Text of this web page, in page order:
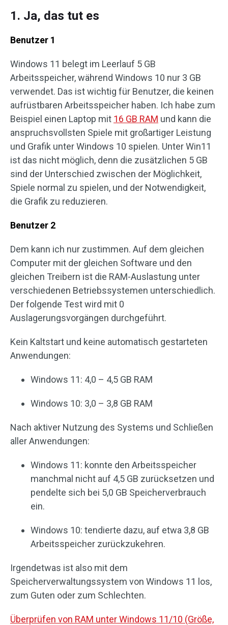
1. Ja, das tut es
Benutzer 1
Windows 11 belegt im Leerlauf 5 GB
Arbeitsspeicher, während Windows 10 nur 3 GB
verwendet. Das ist wichtig für Benutzer, die keinen
aufrüstbaren Arbeitsspeicher haben. Ich habe zum
Beispiel einen Laptop mit 16 GB RAM und kann die
anspruchsvollsten Spiele mit großartiger Leistung
und Grafik unter Windows 10 spielen. Unter Win11
ist das nicht möglich, denn die zusätzlichen 5 GB
sind der Unterschied zwischen der Möglichkeit,
Spiele normal zu spielen, und der Notwendigkeit,
die Grafik zu reduzieren.
Benutzer 2
Dem kann ich nur zustimmen. Auf dem gleichen
Computer mit der gleichen Software und den
gleichen Treibern ist die RAM-Auslastung unter
verschiedenen Betriebssystemen unterschiedlich.
Der folgende Test wird mit 0
Auslagerungsvorgängen durchgeführt.
Kein Kaltstart und keine automatisch gestarteten
Anwendungen:
Windows 11: 4,0 – 4,5 GB RAM
Windows 10: 3,0 – 3,8 GB RAM
Nach aktiver Nutzung des Systems und Schließen
aller Anwendungen:
Windows 11: konnte den Arbeitsspeicher
manchmal nicht auf 4,5 GB zurücksetzen und
pendelte sich bei 5,0 GB Speicherverbrauch
ein.
Windows 10: tendierte dazu, auf etwa 3,8 GB
Arbeitsspeicher zurückzukehren.
Irgendetwas ist also mit dem
Speicherverwaltungssystem von Windows 11 los,
zum Guten oder zum Schlechten.
Überprüfen von RAM unter Windows 11/10 (Größe,